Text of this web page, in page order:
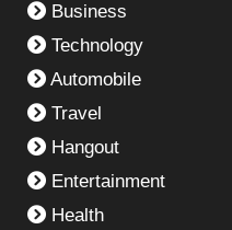
Business
Technology
Automobile
Travel
Hangout
Entertainment
Health